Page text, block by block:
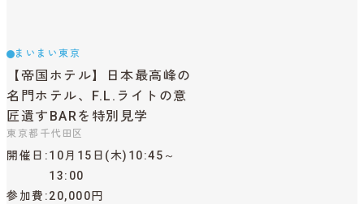
まいまい東京
【帝国ホテル】日本最高峰の
名門ホテル、F.L.ライトの意
匠遺すBARを特別見学
東京都千代田区
開催日
10月15日(木)10:45～
13:00
参加費 20,000円